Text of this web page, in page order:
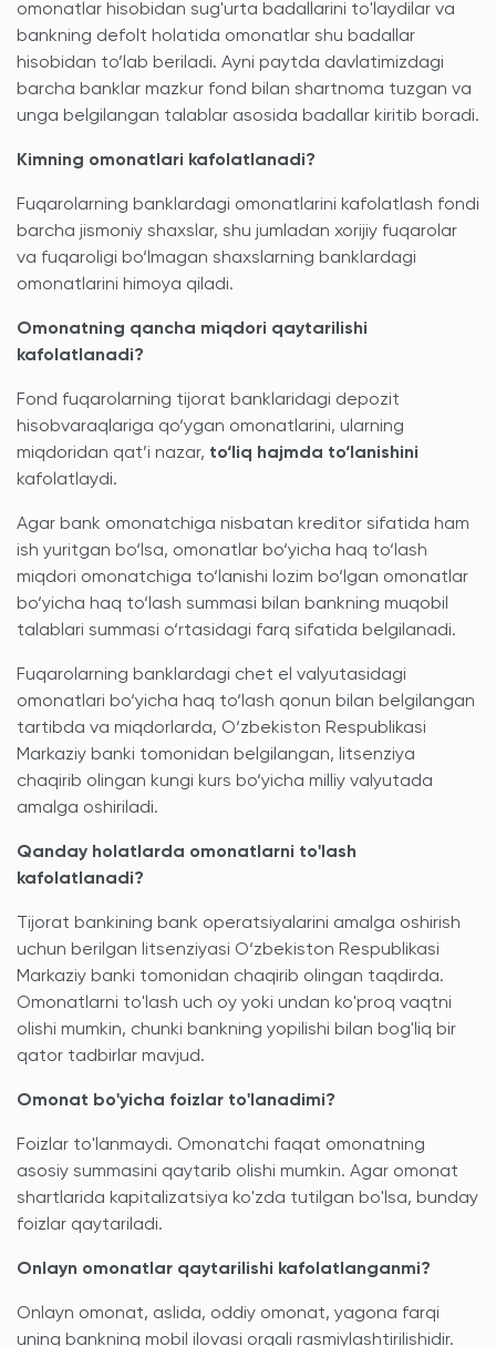
omonatlar hisobidan sug'urta badallarini to'laydilar va
bankning defolt holatida omonatlar shu badallar
hisobidan to’lab beriladi. Ayni paytda davlatimizdagi
barcha banklar mazkur fond bilan shartnoma tuzgan va
unga belgilangan talablar asosida badallar kiritib boradi.
Kimning omonatlari kafolatlanadi?
Fuqarolarning banklardagi omonatlarini kafolatlash fondi
barcha jismoniy shaxslar, shu jumladan xorijiy fuqarolar
va fuqaroligi bo‘lmagan shaxslarning banklardagi
omonatlarini himoya qiladi.
Omonatning qancha miqdori qaytarilishi
kafolatlanadi?
Fond fuqarolarning tijorat banklaridagi depozit
hisobvaraqlariga qo‘ygan omonatlarini, ularning
miqdoridan qat’i nazar, to‘liq hajmda to‘lanishini
kafolatlaydi.
Agar bank omonatchiga nisbatan kreditor sifatida ham
ish yuritgan bo‘lsa, omonatlar bo‘yicha haq to‘lash
miqdori omonatchiga to‘lanishi lozim bo‘lgan omonatlar
bo‘yicha haq to‘lash summasi bilan bankning muqobil
talablari summasi o‘rtasidagi farq sifatida belgilanadi.
Fuqarolarning banklardagi chet el valyutasidagi
omonatlari bo‘yicha haq to‘lash qonun bilan belgilangan
tartibda va miqdorlarda, O‘zbekiston Respublikasi
Markaziy banki tomonidan belgilangan, litsenziya
chaqirib olingan kungi kurs bo‘yicha milliy valyutada
amalga oshiriladi.
Qanday holatlarda omonatlarni to'lash
kafolatlanadi?
Tijorat bankining bank operatsiyalarini amalga oshirish
uchun berilgan litsenziyasi O‘zbekiston Respublikasi
Markaziy banki tomonidan chaqirib olingan taqdirda.
Omonatlarni to'lash uch oy yoki undan ko'proq vaqtni
olishi mumkin, chunki bankning yopilishi bilan bog'liq bir
qator tadbirlar mavjud.
Omonat bo'yicha foizlar to'lanadimi?
Foizlar to'lanmaydi. Omonatchi faqat omonatning
asosiy summasini qaytarib olishi mumkin. Agar omonat
shartlarida kapitalizatsiya ko'zda tutilgan bo'lsa, bunday
foizlar qaytariladi.
Onlayn omonatlar qaytarilishi kafolatlanganmi?
Onlayn omonat, aslida, oddiy omonat, yagona farqi
uning bankning mobil ilovasi orqali rasmiylashtirilishidir.